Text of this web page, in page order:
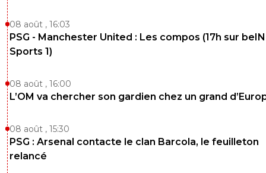
08 août , 16:03
PSG - Manchester United : Les compos (17h sur beIN
Sports 1)
08 août , 16:00
L’OM va chercher son gardien chez un grand
08 août , 15:30
PSG : Arsenal contacte le clan Barcola, le feuilleton
relancé